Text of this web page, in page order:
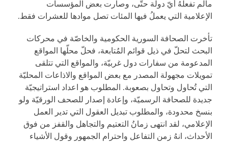
مالم تفعلهُ أيّ دولة حتّى، وصارت بعض المؤسسات
الإعلامية التي يعملُ فيها المئات تصل موادها للعشرات فقط.
تأخرت الصحافة السورية الحكومية والخاصّة في محركات
البحث لتحلّ في ذيل قوائم المُتابعة، فحلّ محلّها المواقع
المدعومة من سفارات دول غربيّة، والمواقع التي تتلقى
تمويلات مجهولة المصدر مع بعض المواقع والاذاعات المحليّة
التي تُحاول وتحاول بصعوبة. المطلوب هو اعداد استراتيجيّة
جديدة للصحافة الرسميّة، وإعادة إصدار للصحف الورقيّة ولو
بنسخ محدودة، والمطلوب تبديل العقول التي تدير العمل
الإعلامي، لقد انتهى زمانُ التعتيم والتجاهل والقفز من فوق
الأحداث، انهُ زمن التفاعل واحترام الجمهور وقول الأشياء